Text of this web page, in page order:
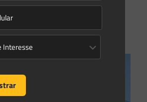
a criação da “BR do Mar”